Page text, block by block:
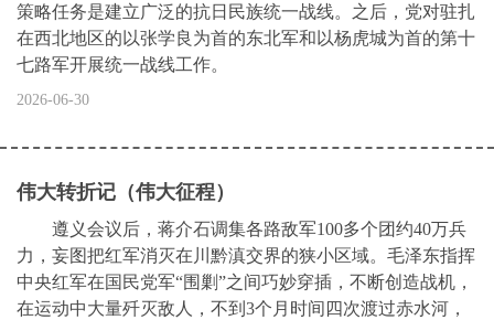
策略任务是建立广泛的抗日民族统一战线。之后，党对驻扎
在西北地区的以张学良为首的东北军和以杨虎城为首的第十
七路军开展统一战线工作。
2026-06-30
伟大转折记（伟大征程）
遵义会议后，蒋介石调集各路敌军100多个团约40万兵
力，妄图把红军消灭在川黔滇交界的狭小区域。毛泽东指挥
中央红军在国民党军“围剿”之间巧妙穿插，不断创造战机，
在运动中大量歼灭敌人，不到3个月时间四次渡过赤水河，